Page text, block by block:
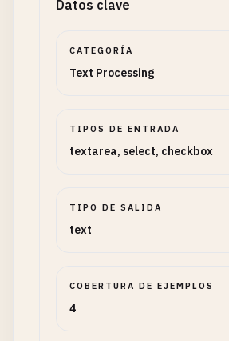
Datos clave
CATEGORÍA
Text Processing
TIPOS DE ENTRADA
textarea, select, checkbox
TIPO DE SALIDA
text
COBERTURA DE EJEMPLOS
4